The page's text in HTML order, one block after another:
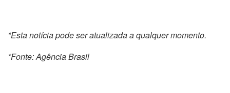
*Esta notícia pode ser atualizada a qualquer momento.
*Fonte: Agência Brasil